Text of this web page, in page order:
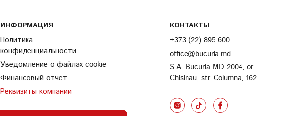
ИНФОРМАЦИЯ
Политика
конфиденциальности
Уведомление о файлах cookie
Финансовый отчет
Реквизиты компании
КОНТАКТЫ
+373 (22) 895-600
office@bucuria.md
S.A. Bucuria MD-2004, or.
Chisinau, str. Columna, 162